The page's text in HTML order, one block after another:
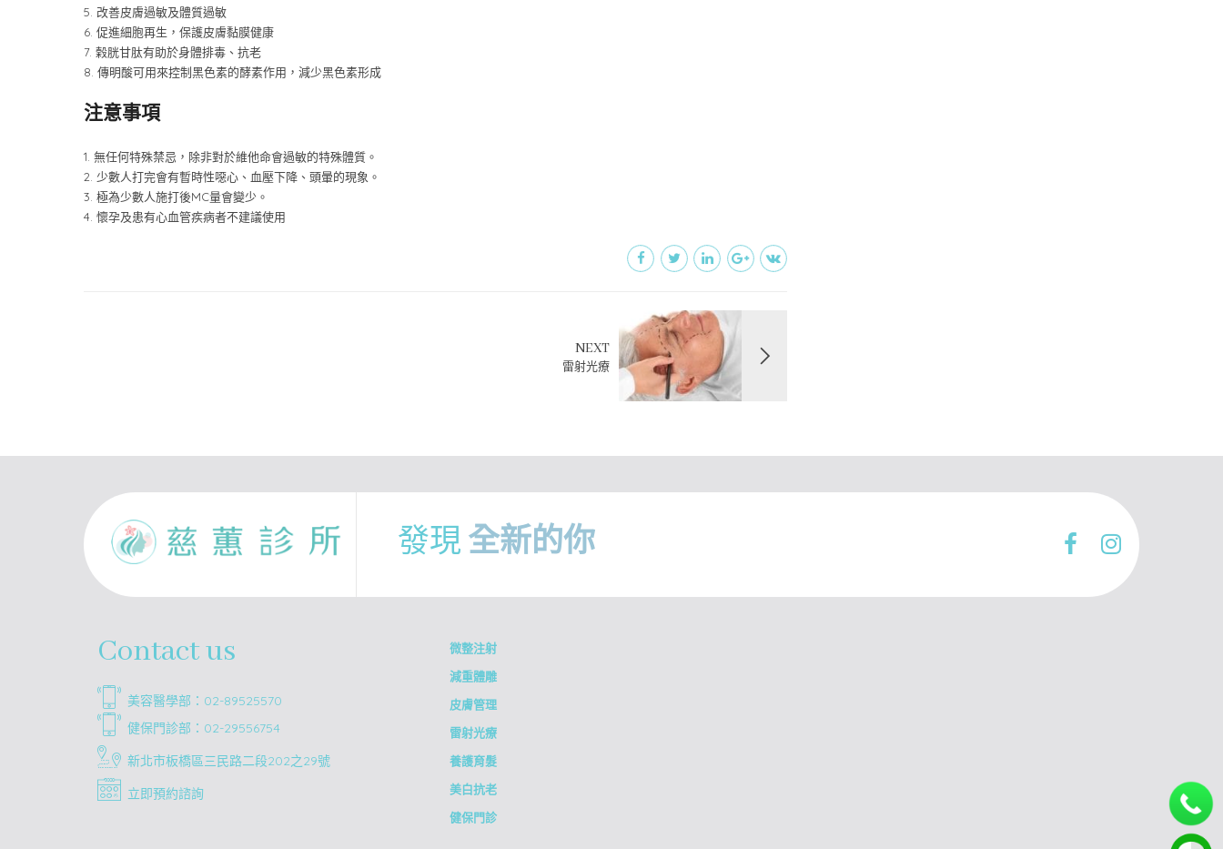
5. 改善皮膚過敏及體質過敏
6. 促進細胞再生，保護皮膚黏膜健康
7. 榖胱甘肽有助於身體排毒、抗老
8. 傳明酸可用來控制黑色素的酵素作用，減少黑色素形成
注意事項
1. 無任何特殊禁忌，除非對於維他命會過敏的特殊體質。
2. 少數人打完會有暫時性噁心、血壓下降、頭暈的現象。
3. 極為少數人施打後MC量會變少。
4. 懷孕及患有心血管疾病者不建議使用
NEXT
雷射光療
發現 全新的你
Contact us
美容醫學部：02-89525570
健保門診部：02-29556754
新北市板橋區三民路二段202之29號
立即預約諮詢
微整注射
減重體雕
皮膚管理
雷射光療
養護育髮
美白抗老
健保門診